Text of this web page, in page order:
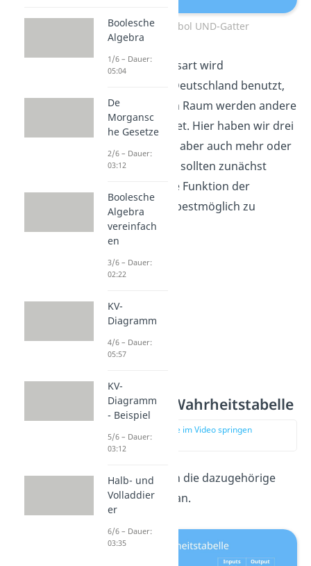
Schaltsymbol UND-Gatter
Diese Darstellungsart wird
hauptsächlich in Deutschland benutzt,
im internationalen Raum werden andere
Symbole verwendet. Hier haben wir drei
Inputs, es können aber auch mehr oder
weniger sein. Drei sollten zunächst
ausreichen um die Funktion der
Wahrheitstabelle bestmöglich zu
veranschaulichen.
UND-Gatter Wahrheitstabelle
zur Stelle im Video springen
(02:02)
Sehen wir uns nun die dazugehörige
Wahrheitstabelle an.
Boolesche
Algebra
1/6 – Dauer:
05:04
De
Morgansc
he Gesetze
2/6 – Dauer:
03:12
Boolesche
Algebra
vereinfach
en
3/6 – Dauer:
02:22
KV-
Diagramm
4/6 – Dauer:
05:57
KV-
Diagramm
- Beispiel
5/6 – Dauer:
03:12
Halb- und
Volladdier
er
6/6 – Dauer:
03:35